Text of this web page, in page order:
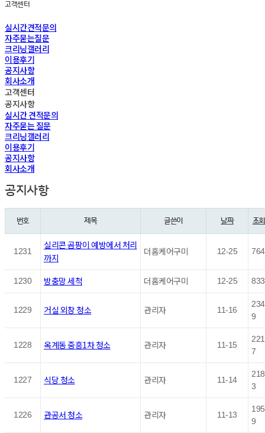
고객센터
실시간견적문의
자주묻는질문
크리닝갤러리
이용후기
공지사항
회사소개
고객센터
공지사항
실시간 견적문의
자주묻는 질문
크리닝갤러리
이용후기
공지사항
회사소개
공지사항
번호 제목 글쓴이 날짜 조회
1231
실리콘 곰팡이 예방에서 처리
까지
더홈케어구미 12-25 764
1230 방충망 세척 더홈케어구미 12-25 833
1229 거실 외창 청소 관리자 11-16
234
9
1228 옥계동 중흥1차 청소 관리자 11-15
221
7
1227 식당 청소 관리자 11-14
218
3
1226 관공서 청소 관리자 11-13
195
9